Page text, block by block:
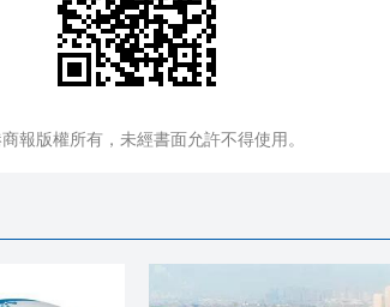
報版權所有，未經書面允許不得使用。